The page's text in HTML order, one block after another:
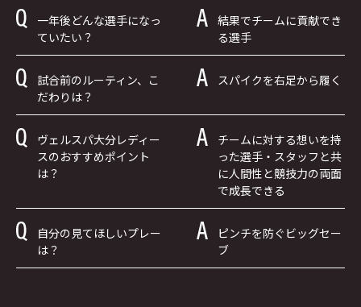
一年後どんな選手になっ
ていたい？
結果でチームに貢献でき
る選手
試合前のルーティン、こ
だわりは？
スパイクを右足から履く
ヴェルスパ大分レディー
スのおすすめポイント
は？
チームに対する想いを持
った選手・スタッフと共
に人間性と競技力の両面
で成長できる
自分の見てほしいプレー
は？
ピンチを防ぐビッグセー
ブ